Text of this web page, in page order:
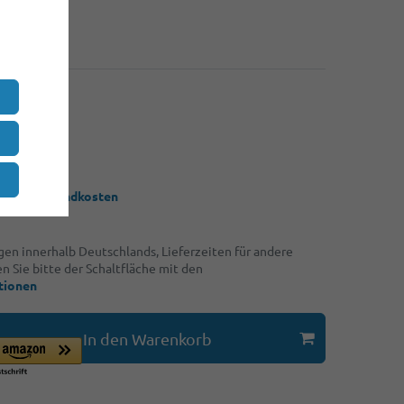
€
Stück
Versandkosten
innerhalb Deutschlands, Lieferzeiten für andere
Sie bitte der Schaltfläche mit den
In den Warenkorb